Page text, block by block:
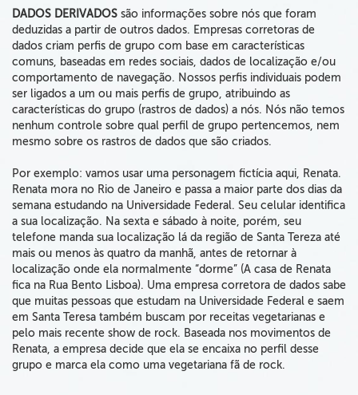
DADOS DERIVADOS são informações sobre nós que foram
deduzidas a partir de outros dados. Empresas corretoras de
dados criam perfis de grupo com base em características
comuns, baseadas em redes sociais, dados de localização e/ou
comportamento de navegação. Nossos perfis individuais podem
ser ligados a um ou mais perfis de grupo, atribuindo as
características do grupo (rastros de dados) a nós. Nós não temos
nenhum controle sobre qual perfil de grupo pertencemos, nem
mesmo sobre os rastros de dados que são criados.
Por exemplo: vamos usar uma personagem fictícia aqui, Renata.
Renata mora no Rio de Janeiro e passa a maior parte dos dias da
semana estudando na Universidade Federal. Seu celular identifica
a sua localização. Na sexta e sábado à noite, porém, seu
telefone manda sua localização lá da região de Santa Tereza até
mais ou menos às quatro da manhã, antes de retornar à
localização onde ela normalmente “dorme” (A casa de Renata
fica na Rua Bento Lisboa). Uma empresa corretora de dados sabe
que muitas pessoas que estudam na Universidade Federal e saem
em Santa Teresa também buscam por receitas vegetarianas e
pelo mais recente show de rock. Baseada nos movimentos de
Renata, a empresa decide que ela se encaixa no perfil desse
grupo e marca ela como uma vegetariana fã de rock.